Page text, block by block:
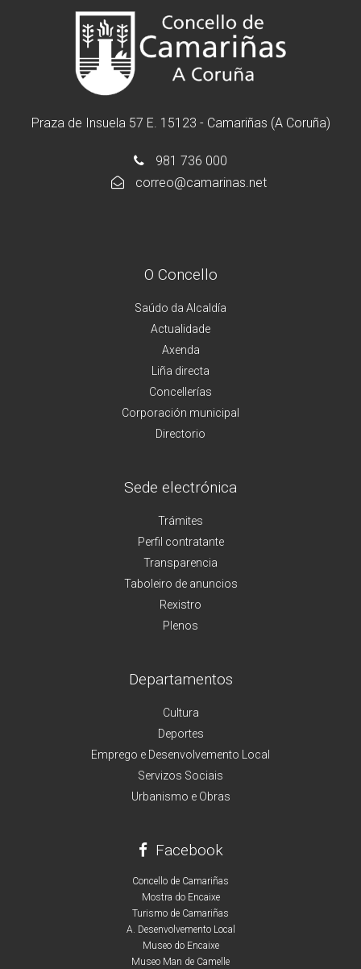
Praza de Insuela 57 E. 15123 - Camariñas (A Coruña)
981 736 000
correo@camarinas.net
O Concello
Saúdo da Alcaldía
Actualidade
Axenda
Liña directa
Concellerías
Corporación municipal
Directorio
Sede electrónica
Trámites
Perfil contratante
Transparencia
Taboleiro de anuncios
Rexistro
Plenos
Departamentos
Cultura
Deportes
Emprego e Desenvolvemento Local
Servizos Sociais
Urbanismo e Obras
Facebook
Concello de Camariñas
Mostra do Encaixe
Turismo de Camariñas
A. Desenvolvemento Local
Museo do Encaixe
Museo Man de Camelle